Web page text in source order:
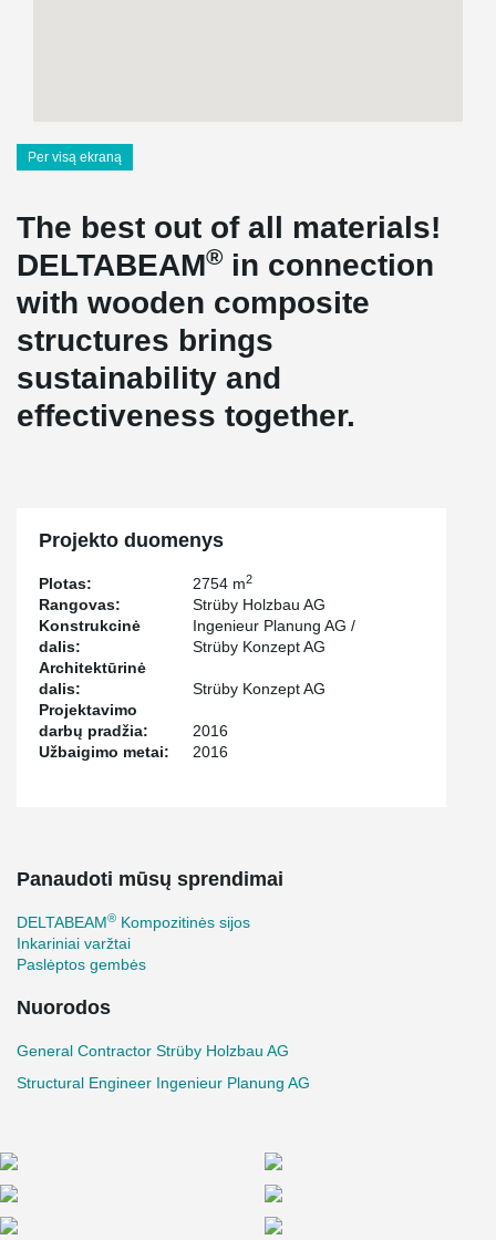
Per visą ekraną
The best out of all materials!
DELTABEAM® in connection
with wooden composite
structures brings
sustainability and
effectiveness together.
Projekto duomenys
Plotas: 2754 m2
Rangovas:
Strüby Holzbau AG
Konstrukcinė
dalis:
Ingenieur Planung AG /
Strüby Konzept AG
Architektūrinė
dalis:
Strüby Konzept AG
Projektavimo
darbų pradžia:
2016
Užbaigimo metai:
2016
Panaudoti mūsų sprendimai
DELTABEAM® Kompozitinės sijos
Inkariniai varžtai
Paslėptos gembės
Nuorodos
General Contractor Strüby Holzbau AG
Structural Engineer Ingenieur Planung AG